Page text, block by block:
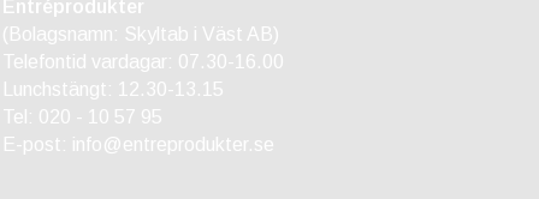
Entréprodukter
(Bolagsnamn: Skyltab i Väst AB)
Telefontid vardagar: 07.30-16.00
Lunchstängt: 12.30-13.15
Tel: 020 - 10 57 95
E-post: info@entreprodukter.se